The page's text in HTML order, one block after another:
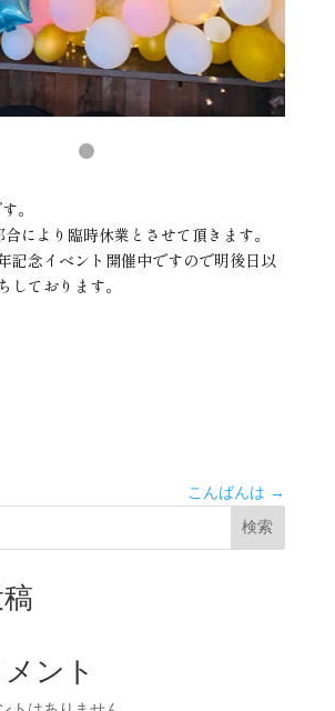
。
により臨時休業とさせて頂きます。
記念イベント開催中ですので明後日以
しております。
こんばんは →
検索
ント